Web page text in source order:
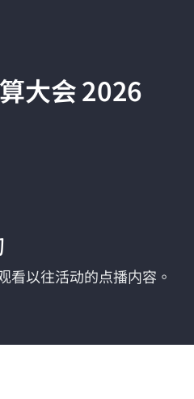
大会 2026
看以往活动的点播内容。